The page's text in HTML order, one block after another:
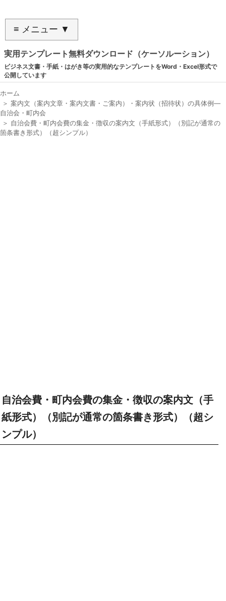
≡ メニュー ▼
実用テンプレート無料ダウンロード（ケーソルーション）
ビジネス文書・手紙・はがき等の実用的なテンプレートをWord・Excel形式で
公開しています
ホーム
＞ 案内文（案内文章・案内文書・ご案内）・案内状（招待状）の具体例―
自治会・町内会
＞ 自治会費・町内会費の集金・徴収の案内文（手紙形式）（別記が通常の
箇条書き形式）（超シンプル）
自治会費・町内会費の集金・徴収の案内文（手
紙形式）（別記が通常の箇条書き形式）（超シ
ンプル）